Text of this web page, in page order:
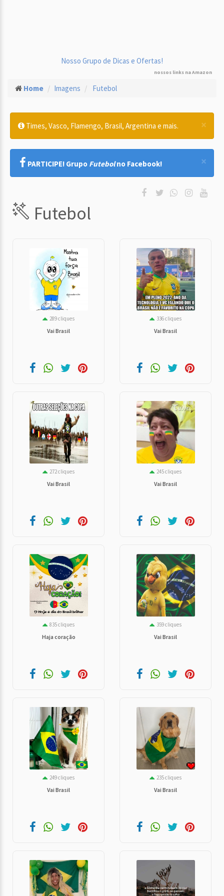
Nosso Grupo de Dicas e Ofertas!
nossos links na Amazon
Home Imagens Futebol
×
Times, Vasco, Flamengo, Brasil, Argentina e mais.
×
PARTICIPE! Grupo Futebolno Facebook!
Futebol
289 cliques
Vai Brasil
336 cliques
Vai Brasil
272 cliques
Vai Brasil
245 cliques
Vai Brasil
835 cliques
Haja coração
359 cliques
Vai Brasil
249 cliques
Vai Brasil
235 cliques
Vai Brasil